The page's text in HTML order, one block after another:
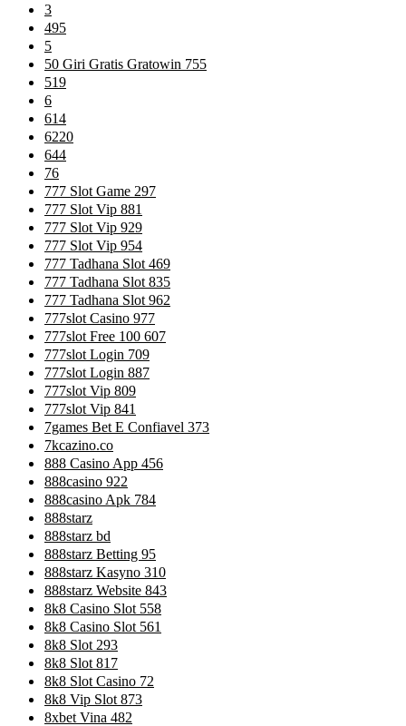
3
495
5
50 Giri Gratis Gratowin 755
519
6
614
6220
644
76
777 Slot Game 297
777 Slot Vip 881
777 Slot Vip 929
777 Slot Vip 954
777 Tadhana Slot 469
777 Tadhana Slot 835
777 Tadhana Slot 962
777slot Casino 977
777slot Free 100 607
777slot Login 709
777slot Login 887
777slot Vip 809
777slot Vip 841
7games Bet E Confiavel 373
7kcazino.co
888 Casino App 456
888casino 922
888casino Apk 784
888starz
888starz bd
888starz Betting 95
888starz Kasyno 310
888starz Website 843
8k8 Casino Slot 558
8k8 Casino Slot 561
8k8 Slot 293
8k8 Slot 817
8k8 Slot Casino 72
8k8 Vip Slot 873
8xbet Vina 482